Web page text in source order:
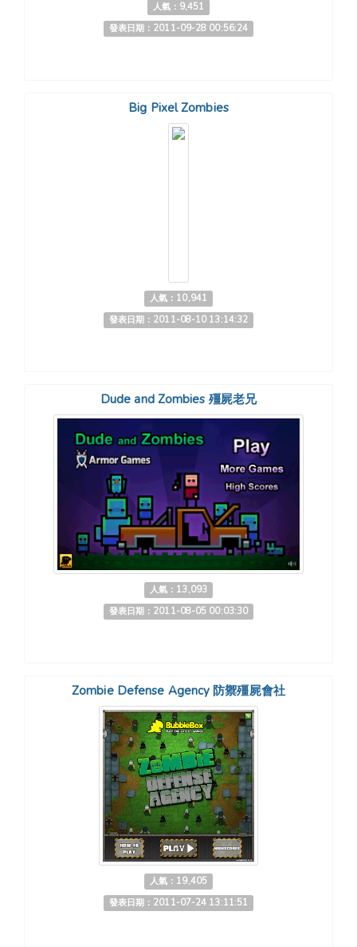
人氣：9,451
發表日期：2011-09-28 00:56:24
Big Pixel Zombies
人氣：10,941
發表日期：2011-08-10 13:14:32
Dude and Zombies 殭屍老兄
人氣：13,093
發表日期：2011-08-05 00:03:30
Zombie Defense Agency 防禦殭屍會社
人氣：19,405
發表日期：2011-07-24 13:11:51